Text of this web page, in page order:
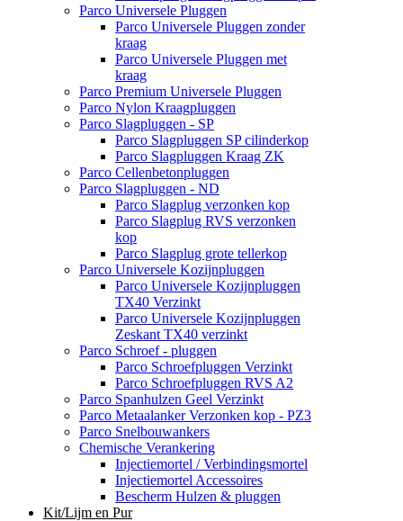
Parco Universele Pluggen
Parco Universele Pluggen zonder
kraag
Parco Universele Pluggen met
kraag
Parco Premium Universele Pluggen
Parco Nylon Kraagpluggen
Parco Slagpluggen - SP
Parco Slagpluggen SP cilinderkop
Parco Slagpluggen Kraag ZK
Parco Cellenbetonpluggen
Parco Slagpluggen - ND
Parco Slagplug verzonken kop
Parco Slagplug RVS verzonken
kop
Parco Slagplug grote tellerkop
Parco Universele Kozijnpluggen
Parco Universele Kozijnpluggen
TX40 Verzinkt
Parco Universele Kozijnpluggen
Zeskant TX40 verzinkt
Parco Schroef - pluggen
Parco Schroefpluggen Verzinkt
Parco Schroefpluggen RVS A2
Parco Spanhulzen Geel Verzinkt
Parco Metaalanker Verzonken kop - PZ3
Parco Snelbouwankers
Chemische Verankering
Injectiemortel / Verbindingsmortel
Injectiemortel Accessoires
Bescherm Hulzen & pluggen
Kit/Lijm en Pur